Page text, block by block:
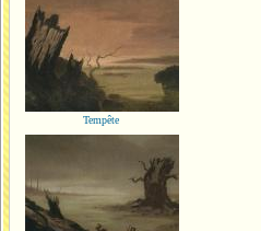
Tempête